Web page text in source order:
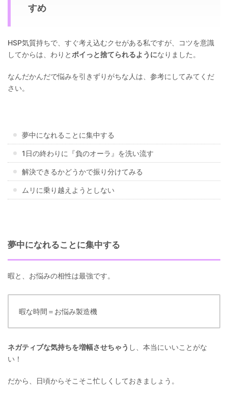
すめ
HSP気質持ちで、すぐ考え込むクセがある私ですが、コツを意識
してからは、わりと ポイっと捨てられるようになりました。
なんだかんだで悩みを引きずりがちな人は、参考にしてみてくだ
さい。
夢中になれることに集中する
1日の終わりに『負のオーラ』を洗い流す
解決できるかどうかで振り分けてみる
ムリに乗り越えようとしない
夢中になれることに集中する
暇と、お悩みの相性は最強です。
暇な時間＝お悩み製造機
ネガティブな気持ちを増幅させちゃう し、本当にいいことがな
い！
だから、日頃からそこそこ忙しくしておきましょう。